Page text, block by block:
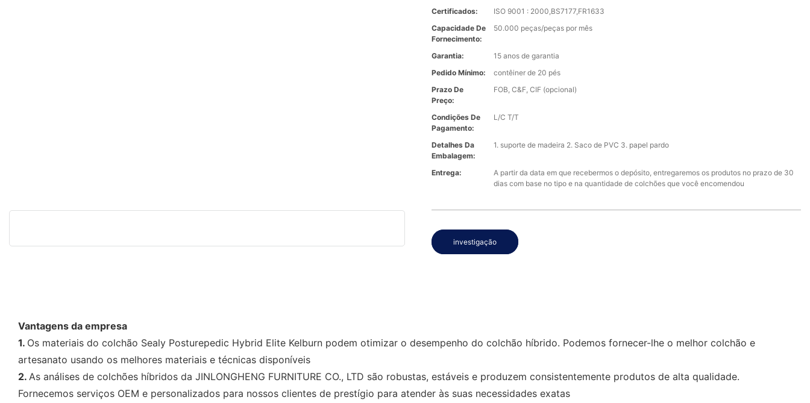
Certificados:
ISO 9001 : 2000,BS7177,FR1633
Capacidade De
Fornecimento:
50.000 peças/peças por mês
Garantia:
15 anos de garantia
Pedido Mínimo:
contêiner de 20 pés
Prazo De
Preço:
FOB, C&F, CIF (opcional)
Condições De
Pagamento:
L/C T/T
Detalhes Da
Embalagem:
1. suporte de madeira 2. Saco de PVC 3. papel pardo
Entrega:
A partir da data em que recebermos o depósito, entregaremos os produtos no prazo de 30
dias com base no tipo e na quantidade de colchões que você encomendou
investigação
Vantagens da empresa
1. Os materiais do colchão Sealy Posturepedic Hybrid Elite Kelburn podem otimizar o desempenho do colchão híbrido. Podemos fornecer-lhe o melhor colchão e
artesanato usando os melhores materiais e técnicas disponíveis
2. As análises de colchões híbridos da JINLONGHENG FURNITURE CO., LTD são robustas, estáveis ​​e produzem consistentemente produtos de alta qualidade.
Fornecemos serviços OEM e personalizados para nossos clientes de prestígio para atender às suas necessidades exatas